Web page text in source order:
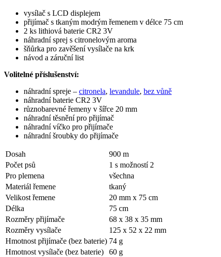
vysílač s LCD displejem
přijímač s tkaným modrým řemenem v délce 75 cm
2 ks lithiová baterie CR2 3V
náhradní sprej s citronelovým aroma
šňůrka pro zavěšení vysílače na krk
návod a záruční list
Volitelné příslušenství:
náhradní spreje – citronela, levandule, bez vůně
náhradní baterie CR2 3V
různobarevné řemeny v šířce 20 mm
náhradní těsnění pro přijímač
náhradní víčko pro přijímače
náhradní šroubky do přijímače
Dosah
900 m
Počet psů
1 s možností 2
Pro plemena
všechna
Materiál řemene
tkaný
Velikost řemene
20 mm x 75 cm
Délka
75 cm
Rozměry přijímače
68 x 38 x 35 mm
Rozměry vysílače
125 x 52 x 22 mm
Hmotnost přijímače (bez baterie) 74 g
Hmotnost vysílače (bez baterie)
60 g